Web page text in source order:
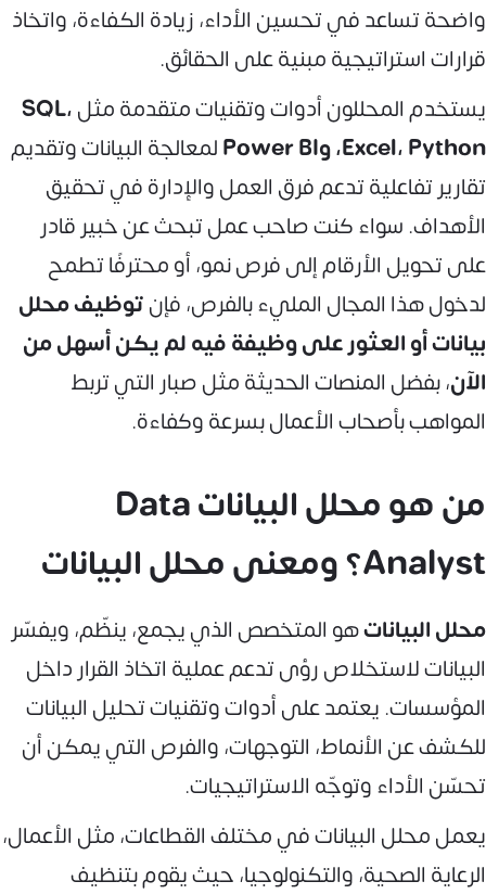
واضحة تساعد في تحسين الأداء، زيادة الكفاءة، واتخاذ
قرارات استراتيجية مبنية على الحقائق.
يستخدم المحللون أدوات وتقنيات متقدمة مثلSQL،
Excel، Python، وPower BI
لمعالجة البيانات وتقديم
تقارير تفاعلية تدعم فرق العمل والإدارة في تحقيق
الأهداف. سواء كنت صاحب عمل تبحث عن خبير قادر
على تحويل الأرقام إلى فرص نمو، أو محترفًا تطمح
لدخول هذا المجال المليء بالفرص، فإنتوظيف محلل
بيانات أو العثور على وظيفة فيه لم يكن أسهل من
الآن، بفضل المنصات الحديثة مثل صبار التي تربط
المواهب بأصحاب الأعمال بسرعة وكفاءة.
من هو محلل البيانات Data
Analyst؟ ومعنى محلل البيانات
محلل البياناتهو المتخصص الذي يجمع، ينظّم، ويفسّر
البيانات لاستخلاص رؤى تدعم عملية اتخاذ القرار داخل
المؤسسات. يعتمد على أدوات وتقنيات تحليل البيانات
للكشف عن الأنماط، التوجهات، والفرص التي يمكن أن
تحسّن الأداء وتوجّه الاستراتيجيات.
يعمل محلل البيانات في مختلف القطاعات، مثل الأعمال،
الرعاية الصحية، والتكنولوجيا، حيث يقوم بتنظيف